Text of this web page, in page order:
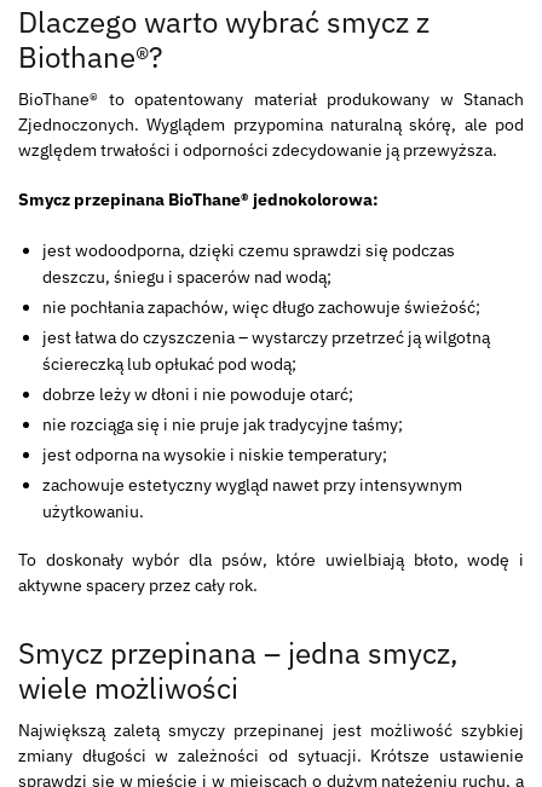
Dlaczego warto wybrać smycz z
Biothane®?
BioThane® to opatentowany materiał produkowany w Stanach
Zjednoczonych. Wyglądem przypomina naturalną skórę, ale pod
względem trwałości i odporności zdecydowanie ją przewyższa.
Smycz przepinana BioThane® jednokolorowa:
jest wodoodporna, dzięki czemu sprawdzi się podczas
deszczu, śniegu i spacerów nad wodą;
nie pochłania zapachów, więc długo zachowuje świeżość;
jest łatwa do czyszczenia – wystarczy przetrzeć ją wilgotną
ściereczką lub opłukać pod wodą;
dobrze leży w dłoni i nie powoduje otarć;
nie rozciąga się i nie pruje jak tradycyjne taśmy;
jest odporna na wysokie i niskie temperatury;
zachowuje estetyczny wygląd nawet przy intensywnym
użytkowaniu.
To doskonały wybór dla psów, które uwielbiają błoto, wodę i
aktywne spacery przez cały rok.
Smycz przepinana – jedna smycz,
wiele możliwości
Największą zaletą smyczy przepinanej jest możliwość szybkiej
zmiany długości w zależności od sytuacji. Krótsze ustawienie
sprawdzi się w mieście i w miejscach o dużym natężeniu ruchu, a